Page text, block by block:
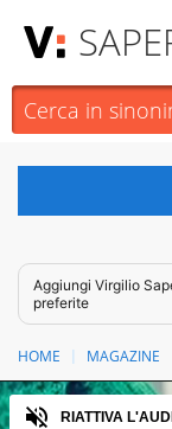
Aggiungi Virgilio
preferite
HOME MAGAZINE
Audio
RIATTIVA